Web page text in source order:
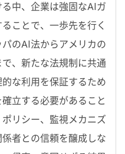
中、企業は強固なAIガ
ことで、一歩先を行く
のAI法からアメリカの
、新たな法規制に共通
な利用を保証するため
立する必要があること
リシー、監視メカニズ
者との信頼を醸成しな